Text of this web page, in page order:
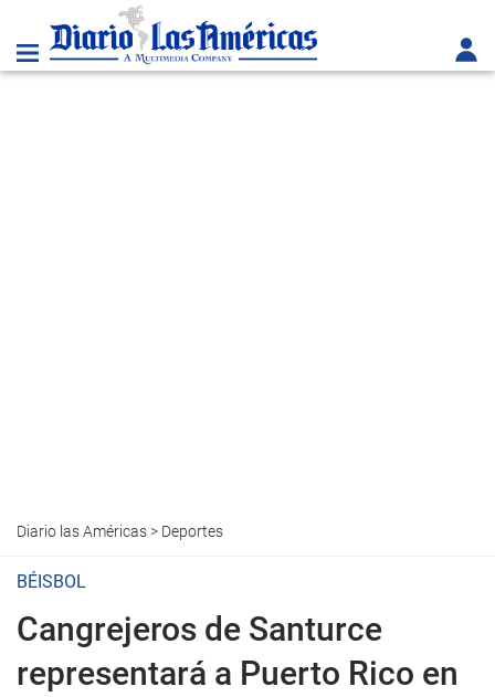
Diario las Américas> Deportes
BÉISBOL
Cangrejeros de Santurce
representará a Puerto Rico en